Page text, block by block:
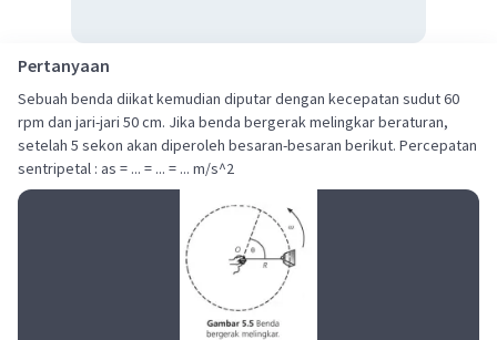
Pertanyaan
Sebuah benda diikat kemudian diputar dengan kecepatan sudut 60
rpm dan jari-jari 50 cm. Jika benda bergerak melingkar beraturan,
setelah 5 sekon akan diperoleh besaran-besaran berikut. Percepatan
sentripetal : as = ... = ... = ... m/s^2